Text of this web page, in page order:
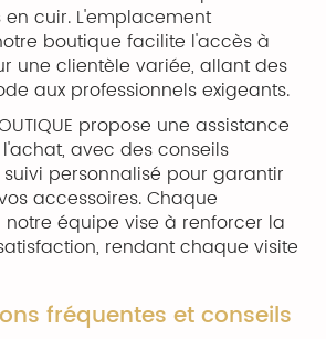
cuir. L'emplacement
boutique facilite l'accès à
une clientèle variée, allant des
aux professionnels exigeants.
propose une assistance
avec des conseils
personnalisé pour garantir
accessoires. Chaque
équipe vise à renforcer la
rendant chaque visite
fréquentes et conseils